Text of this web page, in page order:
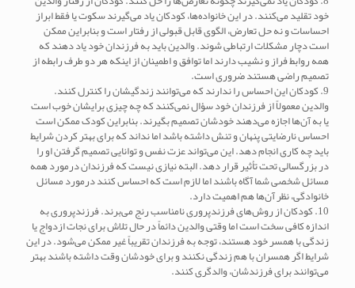
خود تقلید می‌کنند. در این خانواده‌ها، کودکان یاد می‌گیرند سکوت یا فقط ابراز
احساسات و نه حل تعارض، الگوی قابل قبولی از رفتار است و بنابراین ممکن
است دچار مشکلات ارتباطی شوند. والدین باید به فرزندان خود یاد دهند که
همه روابط فراز و نشیب دارند اما توافق و اطمینان از اینکه هر دو طرف رابطه از
تصمیم راضی هستند ضروری است.
9. کودکان این احساس را ندارند که می‌توانند زندگیشان را کنترل کنند.
والدین معمولاً از فرزندان خود سؤال نمی‌کنند که چه چیزی برایشان خوب است
یا به آن‌ها اجازه می‌دهند خودشان تصمیم بگیرند. بنابراین کودک ممکن است
احساس نارضایتی پنهان و تنش داشته باشد اما نداند که برای بهتر کردن شرایط
باید چه کاری انجام دهد. این می‌تواند عزت نفس و توانایی تصمیم گرفتن او را
در بزرگسالی تحت تأثیر قرار دهد. البته نیازی نیست که فرزندان درمورد همه
مسائل شخصی شما آگاه باشند اما لازم است که احساس کنند درمورد مسائل
خانوادگی، نظر آن‌ها هم اهمیت دارد.
10. کودکان از روش‌های فرزندپروری نامناسب رنج می‌برند. فرزندپروری به
اندازه کافی سخت است اما وقتی والدین دائماً در حال تلاش برای نجات ازدواج یا
زندگی با همسر خود هستند، توجه به فرزندان تقریباً غیر ممکن می‌شود. در این
شرایط اگر همسران با هم زندگی نکنند و برای خودشان وقت داشته باشند بهتر
می‌توانند برای فرزندشان، والدگری کنند.